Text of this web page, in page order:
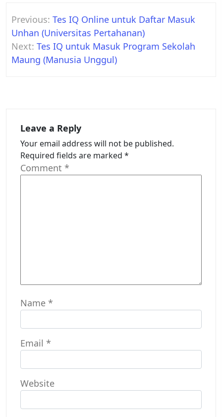
Post
navigation
Previous: Tes IQ Online untuk Daftar Masuk
Unhan (Universitas Pertahanan)
Next: Tes IQ untuk Masuk Program Sekolah
Maung (Manusia Unggul)
Leave a Reply
Your email address will not be published.
Required fields are marked *
Comment *
Name *
Email *
Website